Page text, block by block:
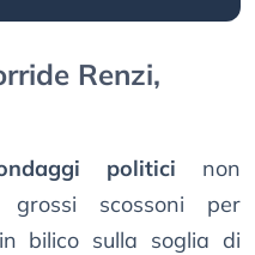
Renzi,
politici non
grossi scossoni per
bilico sulla soglia di